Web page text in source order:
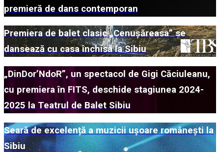
premieră de dans contemporan
Premiera de balet clasic „Cenușăreasa” se
dansează cu casa închisă la Sibiu
„DinDor’NdoR”, un spectacol de Gigi Căciuleanu,
cu premiera în FITS, deschide stagiunea 2024-
2025 la Teatrul de Balet Sibiu
Seară de excelență a muzicii ușoare românești la
Sibiu